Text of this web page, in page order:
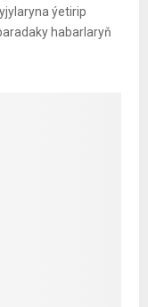
ýetirip
habarlaryň